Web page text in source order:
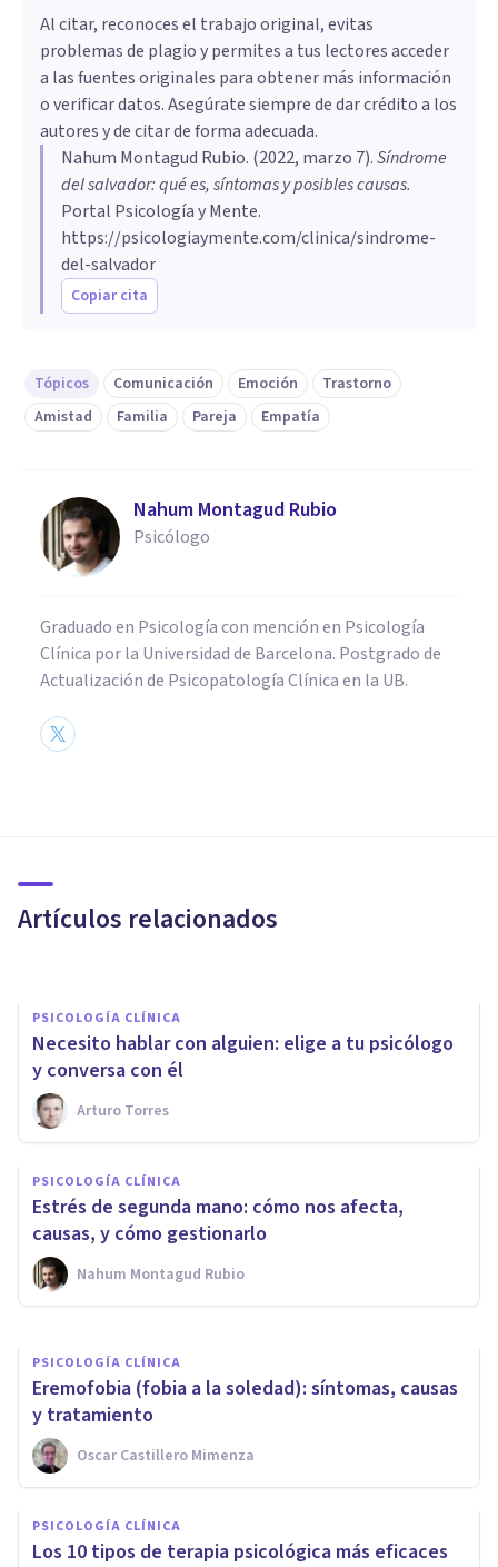
Al citar, reconoces el trabajo original, evitas
problemas de plagio y permites a tus lectores acceder
a las fuentes originales para obtener más información
o verificar datos. Asegúrate siempre de dar crédito a los
autores y de citar de forma adecuada.
Nahum Montagud Rubio. (2022, marzo 7).Síndrome
del salvador: qué es, síntomas y posibles causas.
Portal Psicología y Mente.
https://psicologiaymente.com/clinica/sindrome-
del-salvador
Copiar cita
Tópicos Comunicación Emoción
Trastorno
Amistad
Familia Pareja Empatía
Nahum Montagud Rubio
Psicólogo
Graduado en Psicología con mención en Psicología
Clínica por la Universidad de Barcelona. Postgrado de
Actualización de Psicopatología Clínica en la UB.
Artículos relacionados
duelo
PSICOLOGÍA CLÍNICA
Necesito hablar con alguien: elige a tu psicólogo
y conversa con él
Arturo Torres
PSICOLOGÍA CLÍNICA
Estrés de segunda mano: cómo nos afecta,
causas, y cómo gestionarlo
Nahum Montagud Rubio
PSICOLOGÍA CLÍNICA
Terapia centrada en
emociones: qué es y en qué
problemas se aplica
Oscar Castillero Mimenza
PSICOLOGÍA CLÍNICA
Eremofobia (fobia a la soledad): síntomas, causas
y tratamiento
Oscar Castillero Mimenza
PSICOLOGÍA CLÍNICA
Los 10 tipos de terapia psicológica más eficaces